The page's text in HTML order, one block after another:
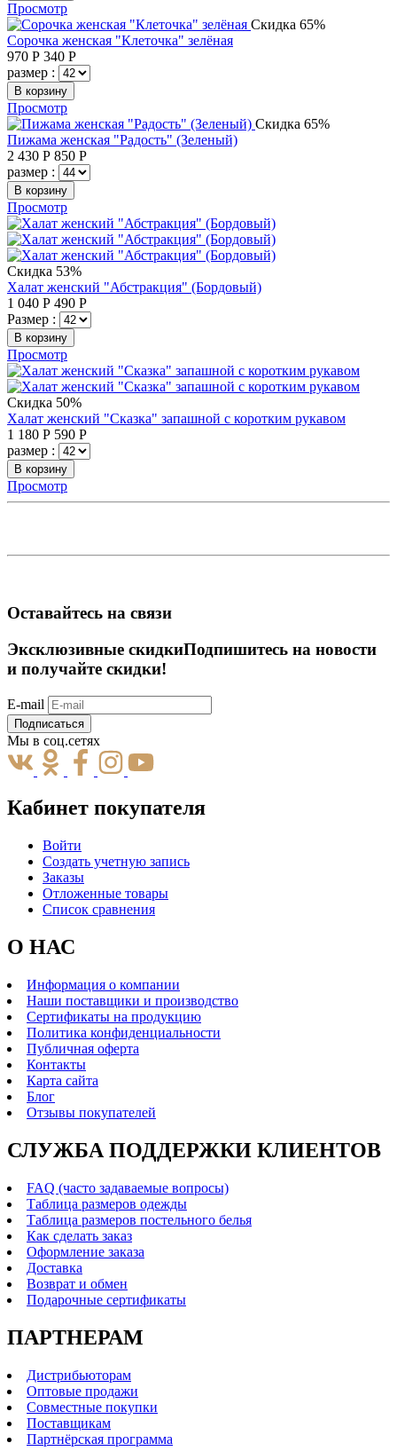
Просмотр
Скидка 65%
Сорочка женская "Клеточка" зелёная
970 Р 340 Р
размер :
В корзину
Просмотр
Скидка 65%
Пижама женская "Радость" (Зеленый)
2 430 Р 850 Р
размер :
В корзину
Просмотр
Скидка 53%
Халат женский "Абстракция" (Бордовый)
1 040 Р 490 Р
Размер :
В корзину
Просмотр
Скидка 50%
Халат женский "Сказка" запашной с коротким рукавом
1 180 Р 590 Р
размер :
В корзину
Просмотр
Оставайтесь на связи
Эксклюзивные скидкиПодпишитесь на новости
и получайте скидки!
E-mail
Подписаться
Мы в соц.сетях
Кабинет покупателя
Войти
Создать учетную запись
Заказы
Отложенные товары
Список сравнения
О НАС
Информация о компании
Наши поставщики и производство
Сертификаты на продукцию
Политика конфиденциальности
Публичная оферта
Контакты
Карта сайта
Блог
Отзывы покупателей
СЛУЖБА ПОДДЕРЖКИ КЛИЕНТОВ
FAQ (часто задаваемые вопросы)
Таблица размеров одежды
Таблица размеров постельного белья
Как сделать заказ
Оформление заказа
Доставка
Возврат и обмен
Подарочные сертификаты
ПАРТНЕРАМ
Дистрибьюторам
Оптовые продажи
Совместные покупки
Поставщикам
Партнёрская программа